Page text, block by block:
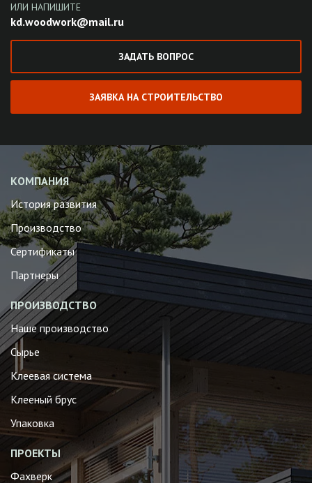
ИЛИ НАПИШИТЕ
kd.woodwork@mail.ru
ЗАДАТЬ ВОПРОС
ЗАЯВКА НА СТРОИТЕЛЬСТВО
КОМПАНИЯ
История развития
Производство
Сертификаты
Партнеры
ПРОИЗВОДСТВО
Наше производство
Сырье
Клеевая система
Клееный брус
Упаковка
ПРОЕКТЫ
Фахверк